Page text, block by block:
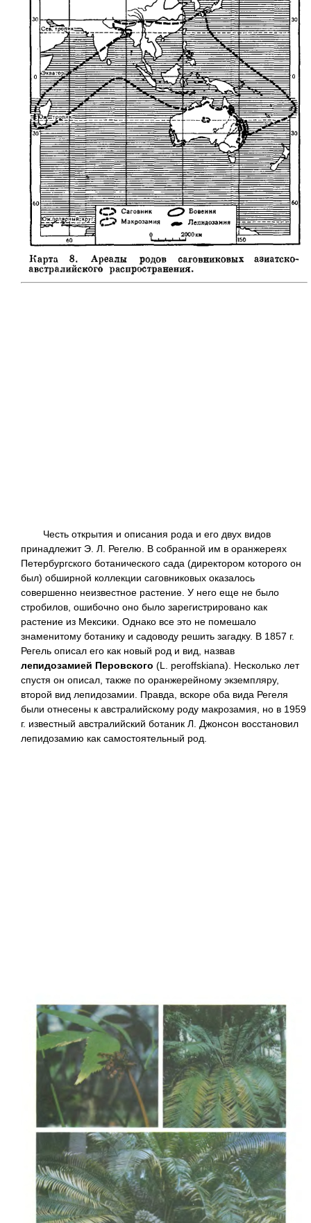
Честь открытия и описания рода и его двух видов
принадлежит Э. Л. Регелю. В собранной им в оранжереях
Петербургского ботанического сада (директором которого он
был) обширной коллекции саговниковых оказалось
совершенно неизвестное растение. У него еще не было
стробилов, ошибочно оно было зарегистрировано как
растение из Мексики. Однако все это не помешало
знаменитому ботанику и садоводу решить загадку. В 1857 г.
Регель описал его как новый род и вид, назвав
лепидозамией Перовского (L. peroffskiana). Несколько лет
спустя он описал, также по оранжерейному экземпляру,
второй вид лепидозамии. Правда, вскоре оба вида Регеля
были отнесены к австралийскому роду макрозамия, но в 1959
г. известный австралийский ботаник Л. Джонсон восстановил
лепидозамию как самостоятельный род.